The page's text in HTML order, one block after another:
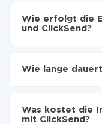
Wie erfolgt die
und ClickSend?
zu übertragen
auf ClickSend
Wie lange
Im Durchschnitt
Was kostet die
mit ClickSend?